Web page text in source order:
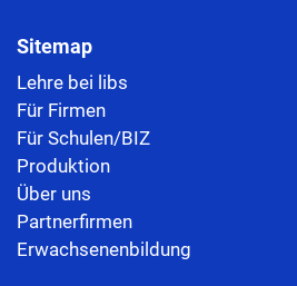
Sitemap
Lehre bei libs
Für Firmen
Für Schulen/BIZ
Produktion
Über uns
Partnerfirmen
Erwachsenenbildung